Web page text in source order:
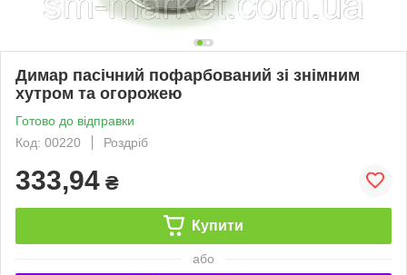
Димар пасічний пофарбований зі знімним
хутром та огорожею
Готово до відправки
Код: 00220
Роздріб
333,94 ₴
Купити
або